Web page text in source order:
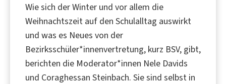
Wie sich der Winter und vor allem die
Weihnachtszeit auf den Schulalltag auswirkt
und was es Neues von der
Bezirksschüler*innenvertretung, kurz BSV, gibt,
berichten die Moderator*innen Nele Davids
und Coraghessan Steinbach. Sie sind selbst in